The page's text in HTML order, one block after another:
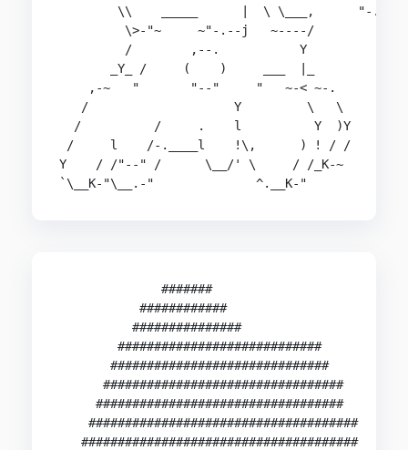
\\    _____      |  \ \___,      "-._
\>-"~     ~"-.--j   ~----/
         /        ,--.           Y
       _Y_ /     (    )     ___  |_
    ,-~   "       "--"     "   ~-< ~-.
   /                    Y         \   \
  /          /     .    l          Y  )Y
/     l    /-.____l    !\,      ) ! / /
Y    / /"--" /      \__/' \     / /_K-~
`\__K-"\__.-"              ^.__K-"
              #######
           ############
          ###############
        ############################
       ##############################
      #################################
     ##################################
    #####################################
   ######################################